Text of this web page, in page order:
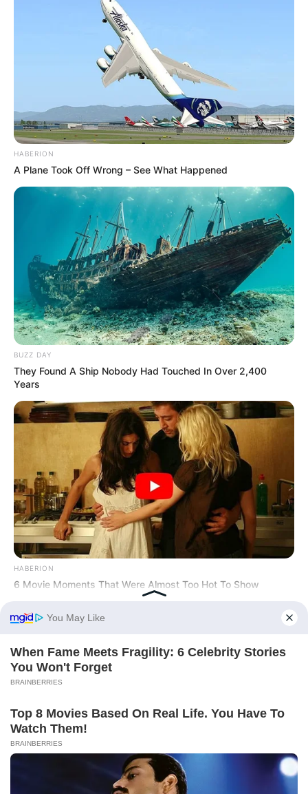
HABERION
A Plane Took Off Wrong – See What Happened
BUZZ DAY
They Found A Ship Nobody Had Touched In Over 2,400
Years
HABERION
6 Movie Moments That Were Almost Too Hot To Show
Photos From The 70s That Defined A Beauty Standard